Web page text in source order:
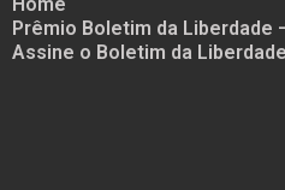
Home
Prêmio Boletim da Liberdade
Assine o Boletim da Liberdade